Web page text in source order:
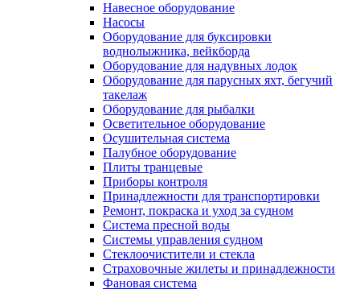
Навесное оборудование
Насосы
Оборудование для буксировки
воднолыжника, вейкборда
Оборудование для надувных лодок
Оборудование для парусных яхт, бегучий
такелаж
Оборудование для рыбалки
Осветительное оборудование
Осушительная система
Палубное оборудование
Плиты транцевые
Приборы контроля
Принадлежности для транспортировки
Ремонт, покраска и уход за судном
Система пресной воды
Системы управления судном
Стеклоочистители и стекла
Страховочные жилеты и принадлежности
Фановая система